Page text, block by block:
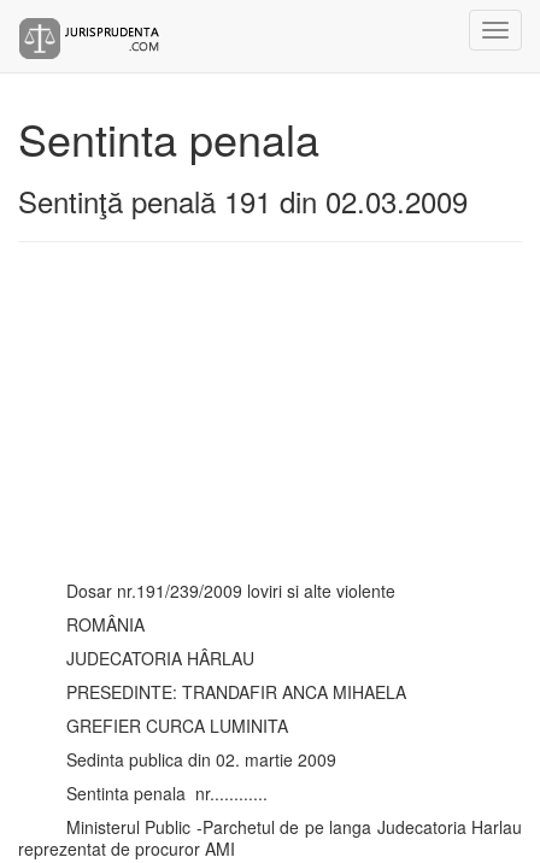
Sentinta penala
Sentinţă penală 191 din 02.03.2009
Dosar nr.191/239/2009 loviri si alte violente
ROMÂNIA
JUDECATORIA HÂRLAU
PRESEDINTE: TRANDAFIR ANCA MIHAELA
GREFIER CURCA LUMINITA
Sedinta publica din 02. martie 2009
Sentinta penala nr............
Ministerul Public -Parchetul de pe langa Judecatoria Harlau
reprezentat de procuror AMI